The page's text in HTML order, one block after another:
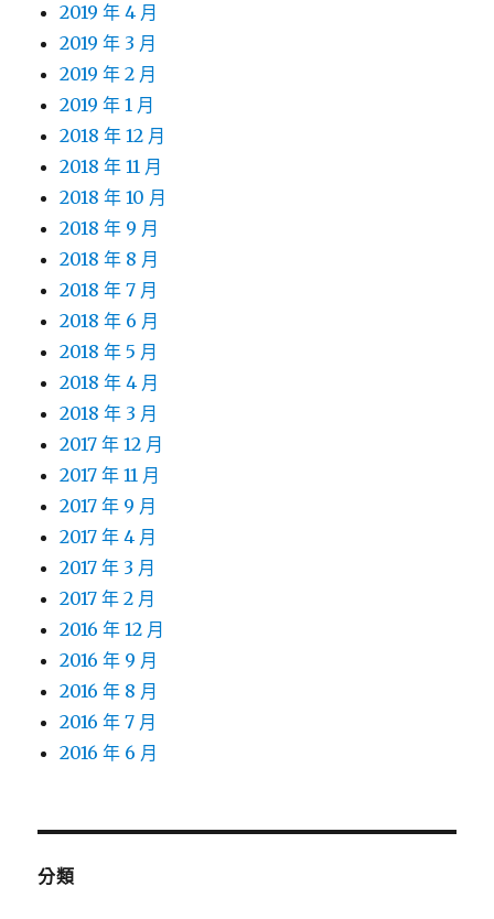
2019 年 4 月
2019 年 3 月
2019 年 2 月
2019 年 1 月
2018 年 12 月
2018 年 11 月
2018 年 10 月
2018 年 9 月
2018 年 8 月
2018 年 7 月
2018 年 6 月
2018 年 5 月
2018 年 4 月
2018 年 3 月
2017 年 12 月
2017 年 11 月
2017 年 9 月
2017 年 4 月
2017 年 3 月
2017 年 2 月
2016 年 12 月
2016 年 9 月
2016 年 8 月
2016 年 7 月
2016 年 6 月
分類